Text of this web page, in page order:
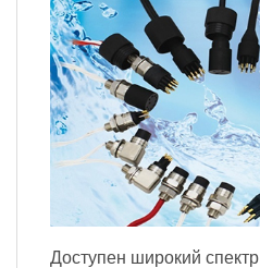
Доступен широкий